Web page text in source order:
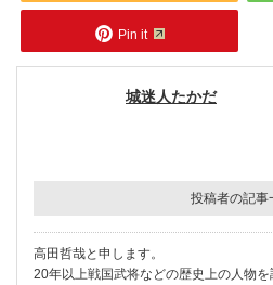
Pin it
城迷人たかだ
投稿者の記事
高田哲哉と申します。
20年以上戦国武将などの歴史上の人物を